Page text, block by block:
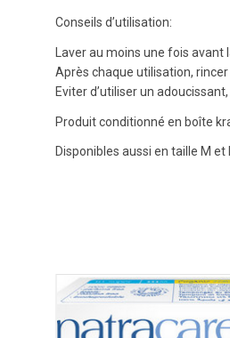
Conseils d’utilisation:
Laver au moins une fois
Après chaque utilisation, rincer
Eviter d’utiliser un
Produit conditionné en boîte
Disponibles aussi en taille M et